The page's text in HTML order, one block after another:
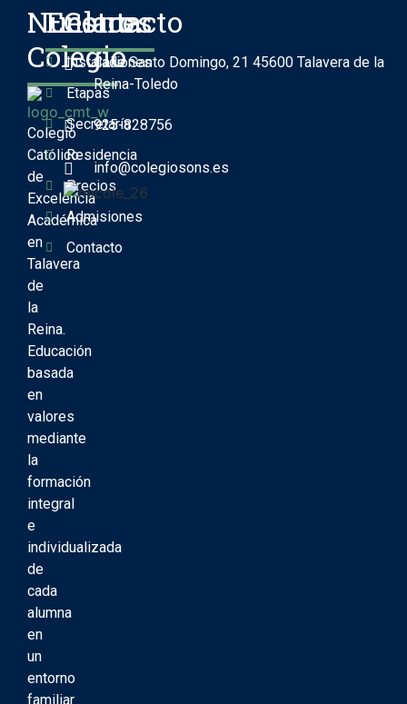
Nuestro
Colegio
Colegio
Católico
de
Excelencia
Académica
en
Talavera
de
la
Reina.
Educación
basada
en
valores
mediante
la
formación
integral
e
individualizada
de
cada
alumna
en
un
entorno
familiar
Enlaces
Instalaciones
Etapas
Secretaría
Residencia
Precios
Admisiones
Contacto
Contacto
Calle Santo Domingo, 21 45600 Talavera de la
Reina-Toledo
925-828756
info@colegiosons.es